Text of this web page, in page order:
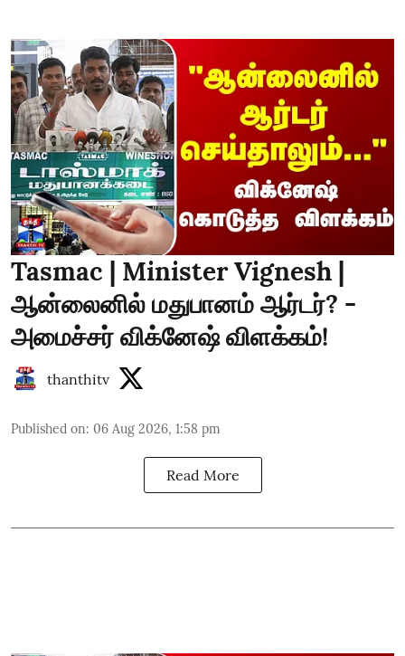
Tasmac | Minister Vignesh |
ஆன்லைனில் மதுபானம் ஆர்டர்? -
அமைச்சர் விக்னேஷ் விளக்கம்!
thanthitv
Published on: 06 Aug 2026, 1:58 pm
Read More